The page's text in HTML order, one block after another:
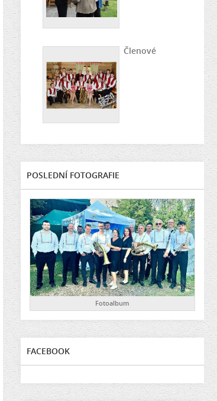
Členové
POSLEDNÍ FOTOGRAFIE
Fotoalbum
FACEBOOK